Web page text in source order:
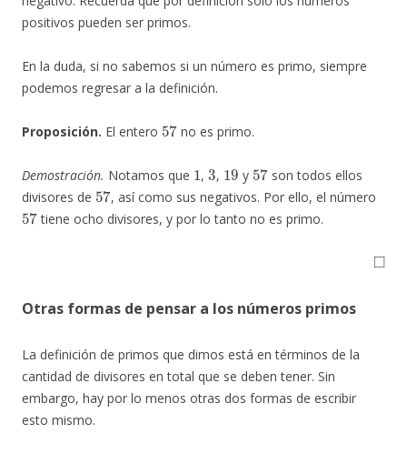
positivos pueden ser primos.
En la duda, si no sabemos si un número es primo, siempre
podemos regresar a la definición.
Proposición. El entero
57
no es primo.
Demostración. Notamos que ,
3
,
19
y
57
son todos ellos
divisores de
57
, así como sus negativos. Por ello, el número
57
tiene ocho divisores, y por lo tanto no es primo.
◻
Otras formas de pensar a los números primos
La definición de primos que dimos está en términos de la
cantidad de divisores en total que se deben tener. Sin
embargo, hay por lo menos otras dos formas de escribir
esto mismo.